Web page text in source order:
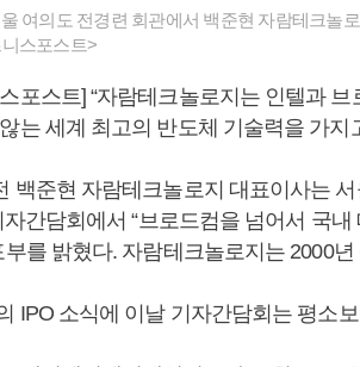
여의도 전경련 회관에서 백준현 자람테크놀
스포스트>
포스트] “자람테크놀로지는 인텔과
는 세계 최고의 반도체 기술력을 가지
백준현 자람테크놀로지 대표이사는
자간담회에서 “브로드컴을 넘어서 국
부를 밝혔다. 자람테크놀로지는 2000
IPO 소식에 이날 기자간담회는 평소